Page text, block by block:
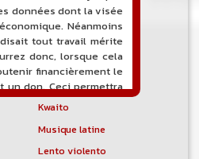
Jersey club
Jump-up
Kansas City blues
Kizomba
Kwaito
Musique latine
Lento violento
données dont la visée
Néanmoins
tout travail mérite
donc, lorsque cela
financièrement le
un don. Ceci permettra
le nom de
du site, et peut-être
communication. Il va